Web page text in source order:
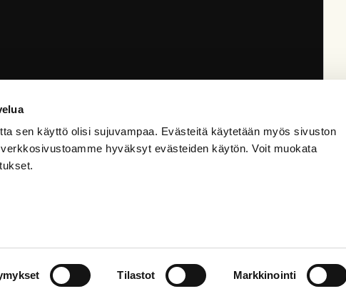
sen käyttö olisi sujuvampaa. Evästeitä käytetään myös sivuston
hyväksyt evästeiden käytön. Voit muokata
Tilastot Markkinointi
Saavutettavuus